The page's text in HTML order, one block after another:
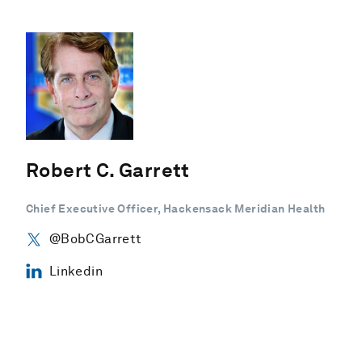
Robert C. Garrett
Chief Executive Officer, Hackensack Meridian Health
@BobCGarrett
Linkedin